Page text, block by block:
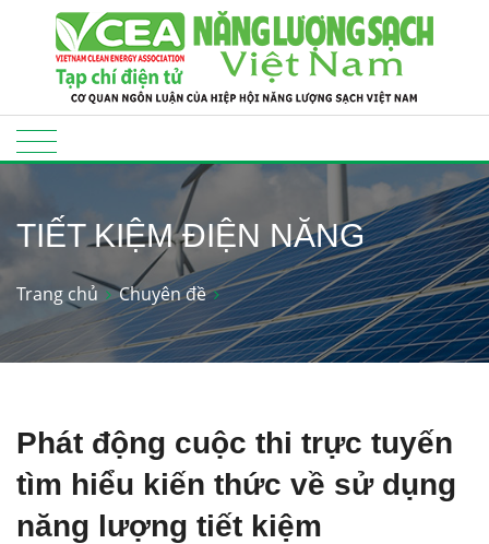
TIẾT KIỆM ĐIỆN NĂNG
Trang chủ Chuyên đề
Phát động cuộc thi trực tuyến
tìm hiểu kiến thức về sử dụng
năng lượng tiết kiệm